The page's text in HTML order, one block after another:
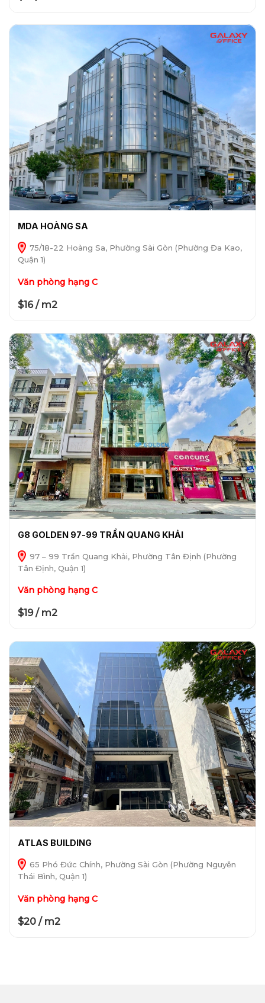
MDA HOÀNG SA
75/18-22 Hoàng Sa, Phường Sài Gòn (Phường Đa Kao,
Quận 1)
Văn phòng hạng C
$16 / m2
G8 GOLDEN 97-99 TRẦN QUANG KHẢI
97 – 99 Trần Quang Khải, Phường Tân Định (Phường
Tân Định, Quận 1)
Văn phòng hạng C
$19 / m2
ATLAS BUILDING
65 Phó Đức Chính, Phường Sài Gòn (Phường Nguyễn
Thái Bình, Quận 1)
Văn phòng hạng C
$20 / m2